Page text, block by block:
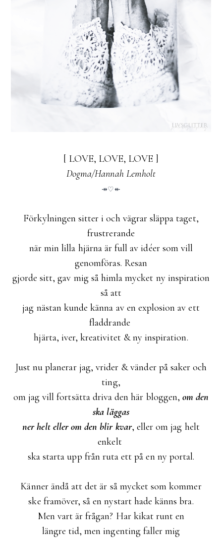
[ LOVE, LOVE, LOVE ]
Dogma/Hannah Lemholt
↠♡↞
Förkylningen sitter i och vägrar släppa taget,
frustrerande
när min lilla hjärna är full av idéer som vill
genomföras. Resan
gjorde sitt, gav mig så himla mycket ny inspiration
så att
jag nästan kunde känna av en explosion av ett
fladdrande
hjärta, iver, kreativitet & ny inspiration.
Just nu planerar jag, vrider & vänder på saker och
ting,
om jag vill fortsätta driva den här bloggen, om den
ska läggas
ner helt eller om den blir kvar, eller om jag helt
enkelt
ska starta upp från ruta ett på en ny portal.
Känner ändå att det är så mycket som kommer
ske framöver, så en nystart hade känns bra.
Men vart är frågan? Har kikat runt en
längre tid, men ingenting faller mig